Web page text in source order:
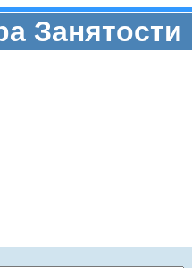
Занятости